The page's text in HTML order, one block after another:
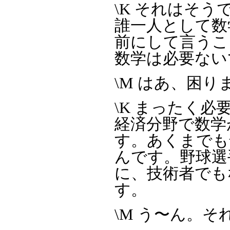
\K それはそう
誰一人として
前にして言う
数学は必要な
\M はあ、困り
\K まったく必
経済分野で数
す。あくまで
んです。野球
に、技術者で
す。
\M う〜ん。そ